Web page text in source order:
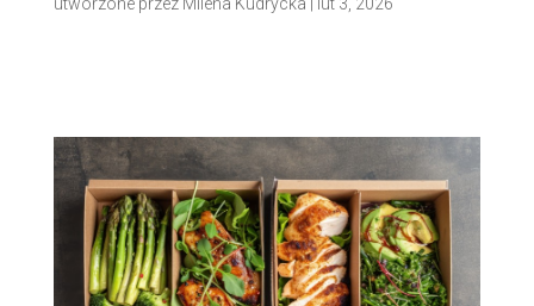
utworzone przez Milena Kudrycka lut 3, 2026